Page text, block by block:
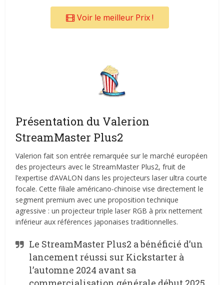
Voir le meilleur Prix !
Présentation du Valerion
StreamMaster Plus2
Valerion fait son entrée remarquée sur le marché européen
des projecteurs avec le StreamMaster Plus2, fruit de
l’expertise d’AVALON dans les projecteurs laser ultra courte
focale. Cette filiale américano-chinoise vise directement le
segment premium avec une proposition technique
agressive : un projecteur triple laser RGB à prix nettement
inférieur aux références japonaises traditionnelles.
Le StreamMaster Plus2 a bénéficié d’un
lancement réussi sur Kickstarter à
l’automne 2024 avant sa